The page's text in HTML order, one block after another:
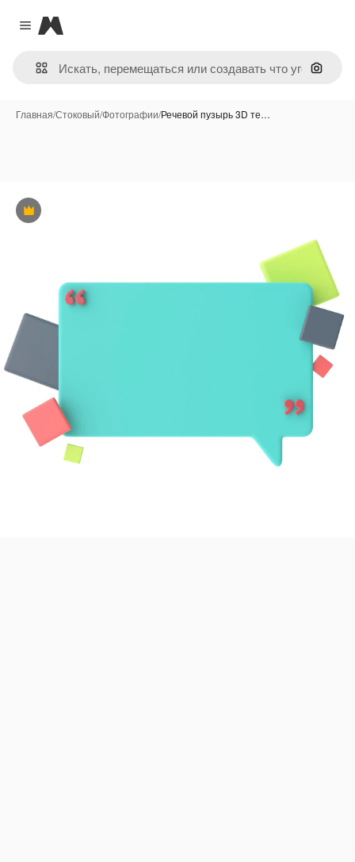
Close menu
Magnific
Поиск
Главная/Стоковый/Фотографии/Речевой пузырь 3D те…
Премиум